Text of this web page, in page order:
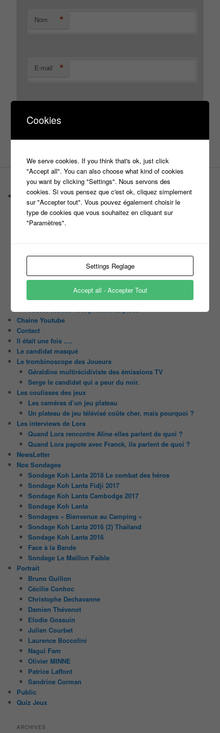
Nom *
E-mail *
Site web
PAGES
Castings
C’est quoi un casteur ?
C’est quoi un directeur de casting ?
Harry
C’est quoi un casting ?
Les 12 coups de midi
N’oubliez Pas Les Paroles
Tout le monde veut prendre sa place
Chaine Youtube
Contact
Il était une fois ….
Le candidat masqué
Le trombinoscope des Joueurs
Géraldine multirécidiviste des émissions TV
Serge le candidat qui a peur du noir.
Les coulisses des jeux
Les caméras d’un jeu plateau
Un plateau de jeu télévisé coûte cher, mais pourquoi ?
Les interviews de Lora
Quand Lora rencontre Aline elles parlent de quoi ?
Quand Lora papote avec Franck, ils parlent de quoi ?
NewsLetter
Nos Sondages
Sondage Koh Lanta 2018 Le combat des héros
Sondage Koh Lanta Fidji 2017
Sondage Koh Lanta Cambodge 2017
Sondage Koh Lanta
Sondages « Bienvenue au Camping »
Sondage Koh Lanta 2016 (2) Thailand
Sondage Koh Lanta 2016
Face à la Bande
Sondage Le Maillon Faible
Portrait
Bruno Guillon
Cécilie Conhoc
Christophe Dechavanne
Damien Thévenot
Elodie Gossuin
Julien Courbet
Laurence Boccolini
Nagui Fam
Olivier MINNE
Patrice Laffont
Sandrine Corman
Public
Quiz Jeux
ARCHIVES
Cookies
We serve cookies. If you think that's ok, just click
"Accept all". You can also choose what kind of cookies
you want by clicking "Settings". Nous servons des
cookies. Si vous pensez que c'est ok, cliquez simplement
sur "Accepter tout". Vous pouvez également choisir le
type de cookies que vous souhaitez en cliquant sur
"Paramètres".
Settings Reglage
Accept all - Accepter Tout